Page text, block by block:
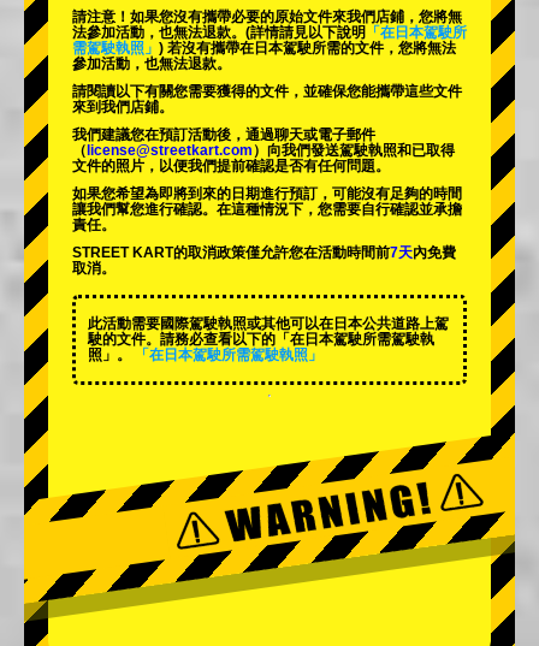
東京 淺草 大阪
沖繩
請注意！如果您沒有攜帶必要的原始文件來我們店鋪，您將無
法參加活動，也無法退款。 (詳情請見以下說明
「在日本駕駛所
需駕駛執照」 ) 若沒有攜帶在日本駕駛所需的文件，您將無法
參加活動，也無法退款。
請閱讀以下有關您需要獲得的文件，並確保您能攜帶這些文件
來到我們店鋪。
我們建議您在預訂活動後，通過聊天或電子郵件
（ license@streetkart.com ）向我們發送駕駛執照和已取得
文件的照片，以便我們提前確認是否有任何問題。
如果您希望為即將到來的日期進行預訂，可能沒有足夠的時間
讓我們幫您進行確認。在這種情況下，您需要自行確認並承擔
責任。
STREET KART的取消政策僅允許您在活動時間前7天內免費
取消。
此活動需要國際駕駛執照或其他可以在日本公共道路上駕
駛的文件。請務必查看以下的「在日本駕駛所需駕駛執
照」。
「在日本駕駛所需駕駛執照」